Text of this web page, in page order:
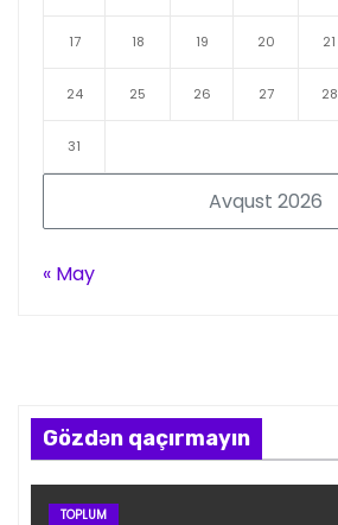
Avqust 2026
17 18 19 20 21
24 25 26 27 28
31
« May
Gözdən qaçırmayın
TOPLUM